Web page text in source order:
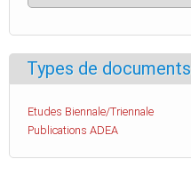
Types de documents
Etudes Biennale/Triennale
Publications ADEA